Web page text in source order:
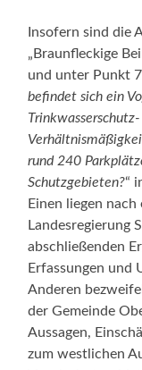
Insofern sind die
„Braunfleckige
und unter Punkt 7
befindet sich ein
rund 240
Schutzgebieten?“
Einen liegen
Landesregierung
abschließenden
Erfassungen und
Anderen
der Gemeinde
Aussagen,
zum westlichen